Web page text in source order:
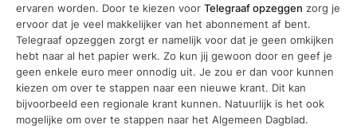
ervaren worden. Door te kiezen voor Telegraaf opzeggen zorg je
ervoor dat je veel makkelijker van het abonnement af bent.
Telegraaf opzeggen zorgt er namelijk voor dat je geen omkijken
hebt naar al het papier werk. Zo kun jij gewoon door en geef je
geen enkele euro meer onnodig uit. Je zou er dan voor kunnen
kiezen om over te stappen naar een nieuwe krant. Dit kan
bijvoorbeeld een regionale krant kunnen. Natuurlijk is het ook
mogelijke om over te stappen naar het Algemeen Dagblad.